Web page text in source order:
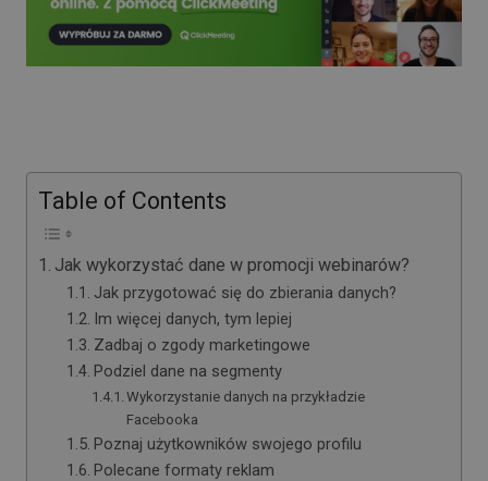
Table of Contents
Jak wykorzystać dane w promocji webinarów?
Jak przygotować się do zbierania danych?
Im więcej danych, tym lepiej
Zadbaj o zgody marketingowe
Podziel dane na segmenty
Wykorzystanie danych na przykładzie
Facebooka
Poznaj użytkowników swojego profilu
Polecane formaty reklam